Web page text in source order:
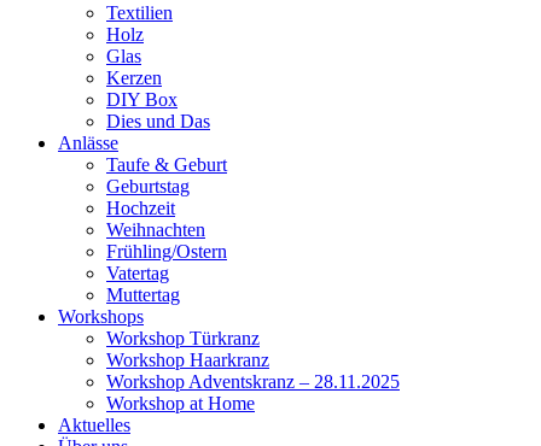
Textilien
Holz
Glas
Kerzen
DIY Box
Dies und Das
Anlässe
Taufe & Geburt
Geburtstag
Hochzeit
Weihnachten
Frühling/Ostern
Vatertag
Muttertag
Workshops
Workshop Türkranz
Workshop Haarkranz
Workshop Adventskranz – 28.11.2025
Workshop at Home
Aktuelles